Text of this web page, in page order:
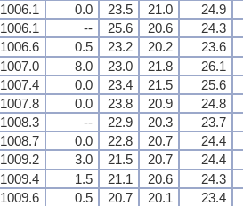
1006.1 0.0 23.5 21.0 24.9
1006.1 -- 25.6 20.6 24.3
1006.6 0.5 23.2 20.2 23.6
1007.0 8.0 23.0 21.8 26.1
1007.4 0.0 23.4 21.5 25.6
1007.8 0.0 23.8 20.9 24.8
1008.3 -- 22.9 20.3 23.7
1008.7 0.0 22.8 20.7 24.4
1009.2 3.0 21.5 20.7 24.4
1009.4 1.5 21.1 20.6 24.3
1009.6 0.5 20.7 20.1 23.4